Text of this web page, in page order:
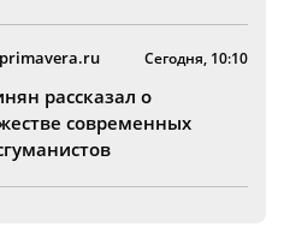
Сегодня, 10:10
рассказал о
современных